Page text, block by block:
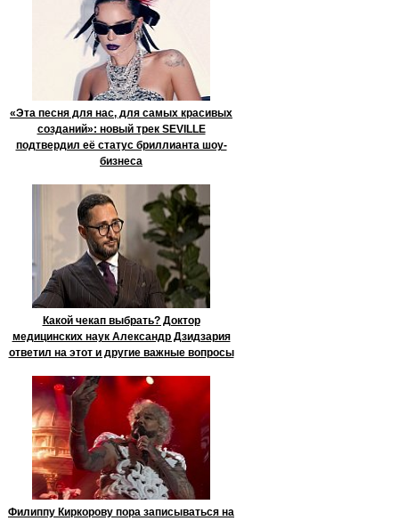
«Эта песня для нас, для самых красивых
созданий»: новый трек SEVILLE
подтвердил её статус бриллианта шоу-
бизнеса
Какой чекап выбрать? Доктор
медицинских наук Александр Дзидзария
ответил на этот и другие важные вопросы
Филиппу Киркорову пора записываться на